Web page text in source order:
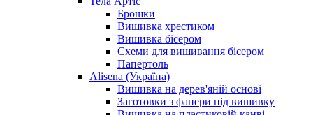
Брошки
Вишивка хрестиком
Вишивка бісером
Схеми для вишивання бісером
Папертоль
Alisena (Україна)
Вишивка на дерев'яній основі
Заготовки з фанери під вишивку